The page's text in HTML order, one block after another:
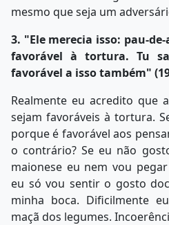
mesmo que seja um
3. "Ele merecia isso: pau-
favorável à tortura. Tu
favorável a isso também"
Realmente eu acredito que
sejam favoráveis à tortura.
porque é favorável aos
o contrário? Se eu não
maionese eu nem vou
eu só vou sentir o gosto
minha boca. Dificilmente
maçã dos legumes.